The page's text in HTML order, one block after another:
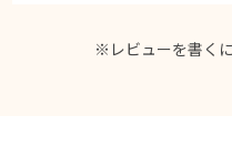
※レビューを書く